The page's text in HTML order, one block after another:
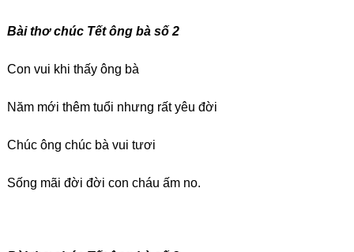
Bài thơ chúc Tết ông bà số 2
Con vui khi thấy ông bà
Năm mới thêm tuổi nhưng rất yêu đời
Chúc ông chúc bà vui tươi
Sống mãi đời đời con cháu ấm no.